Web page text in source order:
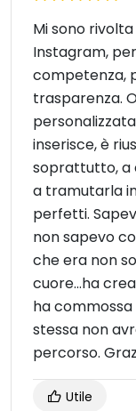
Mi sono
Instagram,
competenza,
trasparenza.
inserisce, è
soprattutto, a
a tramutarla
perfetti.
non sapevo
che era non
cuore...ha
ha
stessa non
percorso.
Utile